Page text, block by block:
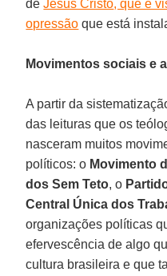
de Jesus Cristo, que é
opressão que está
Movimentos sociais e
A partir da
das leituras que os
nasceram muitos
políticos: o Movimento
dos Sem Teto, o
Central Única dos
organizações políticas
efervescência de algo
cultura brasileira e que